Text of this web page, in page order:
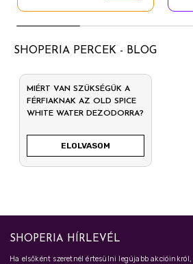
SHOPERIA PERCEK - BLOG
MIÉRT VAN SZÜKSÉGÜK A
FÉRFIAKNAK AZ OLD SPICE
WHITE WATER DEZODORRA?
ELOLVASOM
SHOPERIA HÍRLEVÉL
Ha elsőként szeretnél értesülni legújabb